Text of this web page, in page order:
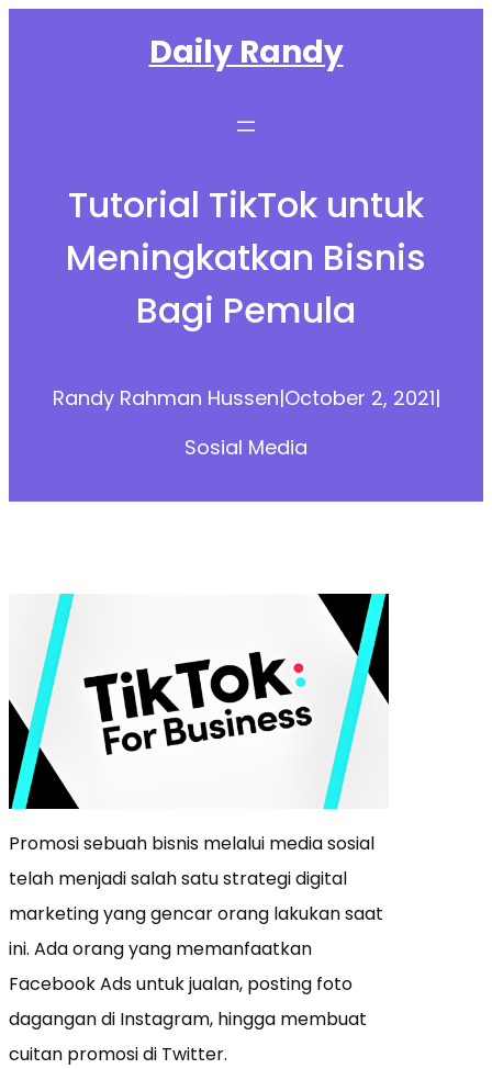
Daily Randy
Tutorial TikTok untuk
Meningkatkan Bisnis
Bagi Pemula
Randy Rahman Hussen|October 2, 2021|
Sosial Media
Promosi sebuah bisnis melalui media sosial
telah menjadi salah satu strategi digital
marketing yang gencar orang lakukan saat
ini. Ada orang yang memanfaatkan
Facebook Ads untuk jualan, posting foto
dagangan di Instagram, hingga membuat
cuitan promosi di Twitter.